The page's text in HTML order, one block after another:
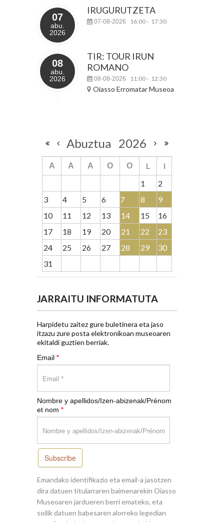
07
abu.
2026
IRUGURUTZETA
07-08-2026 16:00- 17:30
08
abu.
2026
TIR: TOUR IRUN
ROMANO
08-08-2026 11:00- 12:30
Oiasso Erromatar Museoa
Abuztua 2026
A A A O O L
I
1
2
3
4 5 6 7 8
9
10
11 12 13 14 15
16
17
18 19 20 21 22
23
24
25 26 27 28 29
30
31
JARRAITU INFORMATUTA
Harpidetu zaitez gure buletinera eta jaso
itzazu zure posta elektronikoan museoaren
ekitaldi guztien berriak.
Email *
Nombre y apellidos/Izen-abizenak/Prénom
et nom *
Subscribe
Emandako identifikazio eta email-a jasotzen
dira datuen titularraren baimenarekin Oiasso
Museoaren jardueren berri emateko, eta
soilik datuen babesaren alorreko legedian